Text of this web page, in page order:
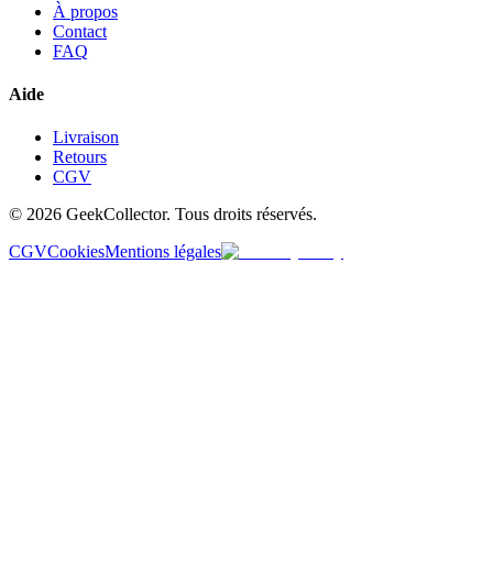
À propos
Contact
FAQ
Aide
Livraison
Retours
CGV
© 2026 GeekCollector. Tous droits réservés.
CGVCookiesMentions légales